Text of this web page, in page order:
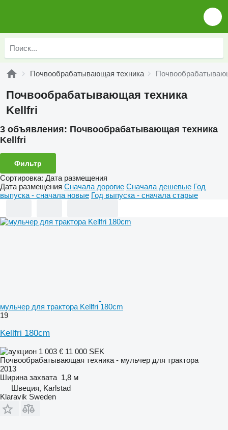
Почвообрабатывающая техника
Почвообрабатывающая техника
Kellfri
3 объявления: Почвообрабатывающая техника
Kellfri
Фильтр
Сортировка: Дата размещения
Дата размещения Сначала дорогие Сначала дешевые Год
выпуска - сначала новые Год выпуска - сначала старые
мульчер для трактора Kellfri 180cm
19
Kellfri 180cm
1 003 € 11 000 SEK
Почвообрабатывающая техника - мульчер для трактора
2013
Ширина захвата 1,8 м
Швеция, Karlstad
Klaravik Sweden